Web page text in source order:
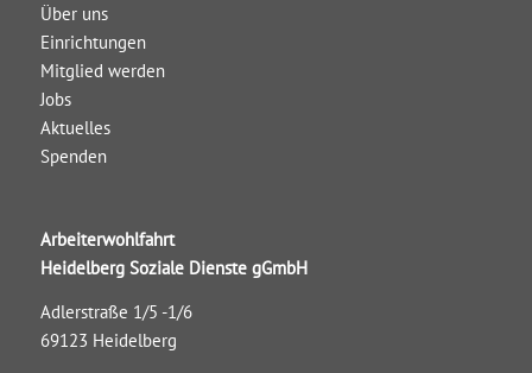
Über uns
Einrichtungen
Mitglied werden
Jobs
Aktuelles
Spenden
Arbeiterwohlfahrt
Heidelberg Soziale Dienste gGmbH
Adlerstraße 1/5 -1/6
69123 Heidelberg